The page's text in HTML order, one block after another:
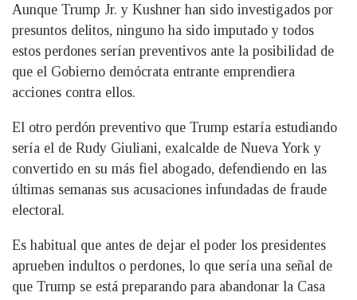
Aunque Trump Jr. y Kushner han sido investigados por
presuntos delitos, ninguno ha sido imputado y todos
estos perdones serían preventivos ante la posibilidad de
que el Gobierno demócrata entrante emprendiera
acciones contra ellos.
El otro perdón preventivo que Trump estaría estudiando
sería el de Rudy Giuliani, exalcalde de Nueva York y
convertido en su más fiel abogado, defendiendo en las
últimas semanas sus acusaciones infundadas de fraude
electoral.
Es habitual que antes de dejar el poder los presidentes
aprueben indultos o perdones, lo que sería una señal de
que Trump se está preparando para abandonar la Casa